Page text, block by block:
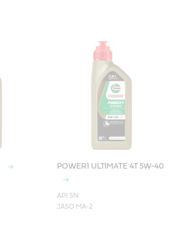
POWER1 ULTIMATE 4T 5W-40
API SN
JASO MA-2